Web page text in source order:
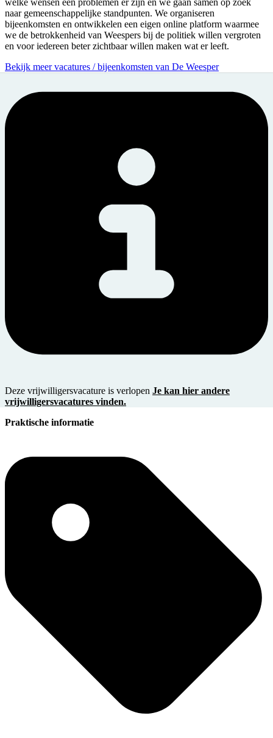
naar gemeenschappelijke standpunten. We organiseren
bijeenkomsten en ontwikkelen een eigen online platform waarmee
we de betrokkenheid van Weespers bij de politiek willen vergroten
en voor iedereen beter zichtbaar willen maken wat er leeft.
Bekijk meer vacatures / bijeenkomsten van De Weesper
Deze vrijwilligersvacature is verlopen Je kan hier andere
vrijwilligersvacatures vinden.
Praktische informatie